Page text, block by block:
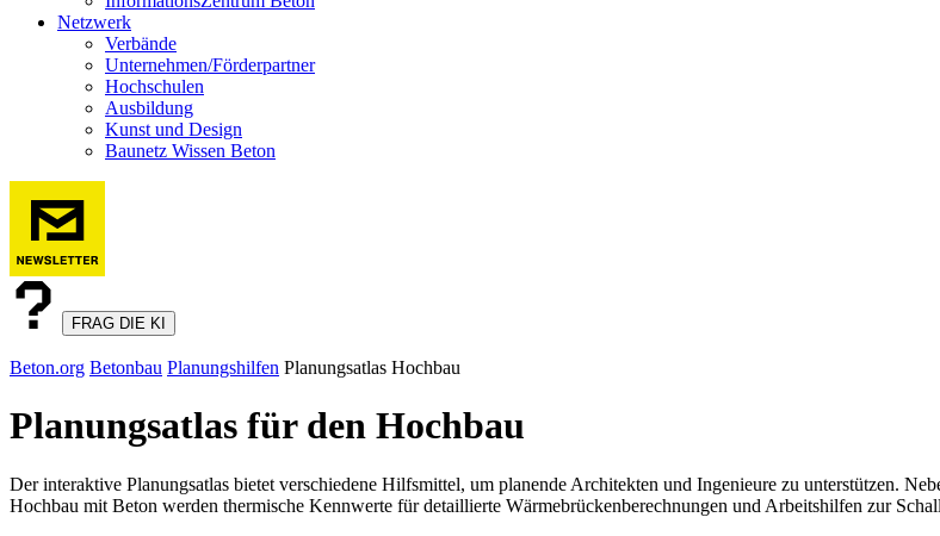
Netzwerk
Verbände
Unternehmen/Förderpartner
Hochschulen
Ausbildung
Kunst und Design
Baunetz Wissen Beton
FRAG DIE KI
Beton.org Betonbau Planungshilfen Planungsatlas Hochbau
Planungsatlas für den Hochbau
Der interaktive Planungsatlas bietet verschiedene Hilfsmittel, um planende Architekten und Ingenieure zu unterstützen.
Hochbau mit Beton werden thermische Kennwerte für detaillierte Wärmebrückenberechnungen und Arbeitshilfen zur